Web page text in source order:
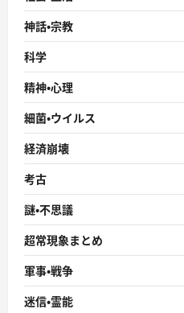
神話・宗教
科学
精神・心理
細菌・ウイルス
経済崩壊
考古
謎・不思議
超常現象まとめ
軍事・戦争
迷信・霊能